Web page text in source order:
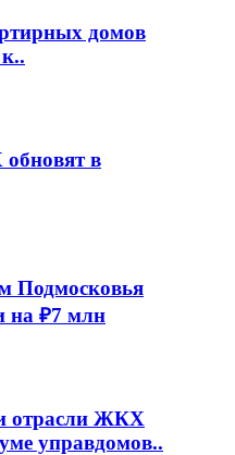
домов
в
Подмосковья
на ₽7 млн
отрасли ЖКХ
управдомов..